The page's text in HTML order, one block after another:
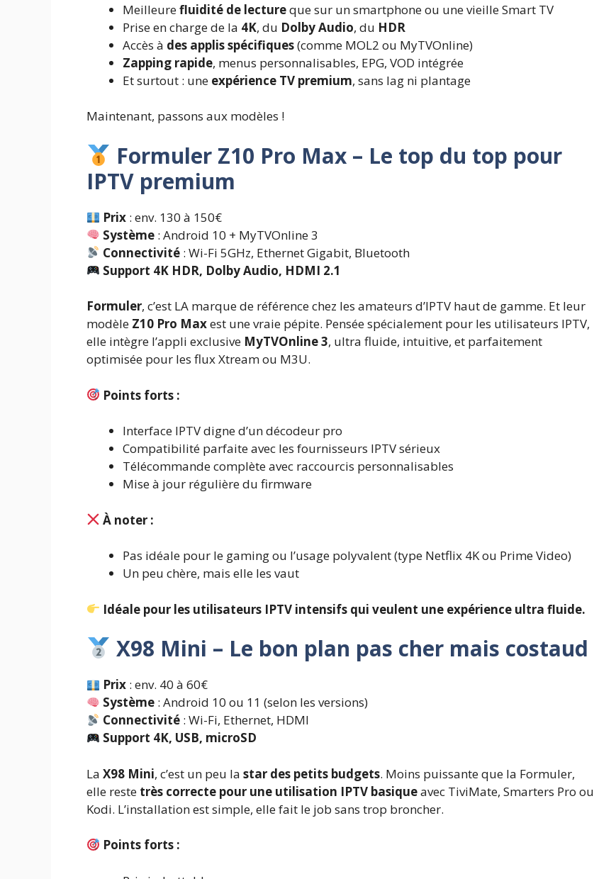
Meilleurefluidité de lectureque sur un smartphone ou une vieille Smart TV
Prise en charge de la 4K, du Dolby Audio, du HDR
Accès à des applis spécifiques(comme MOL2 ou MyTVOnline)
Zapping rapide, menus personnalisables, EPG, VOD intégrée
Et surtout : une expérience TV premium, sans lag ni plantage
Maintenant, passons aux modèles !
Formuler Z10 Pro Max – Le top du top pour
IPTV premium
Prix : env. 130 à 150€
Système : Android 10 + MyTVOnline 3
Connectivité : Wi-Fi 5GHz, Ethernet Gigabit, Bluetooth
Support 4K HDR, Dolby Audio, HDMI 2.1
Formuler, c’est LA marque de référence chez les amateurs d’IPTV haut de gamme. Et leur
modèle Z10 Pro Maxest une vraie pépite. Pensée spécialement pour les utilisateurs IPTV,
elle intègre l’appli exclusive MyTVOnline 3, ultra fluide, intuitive, et parfaitement
optimisée pour les flux Xtream ou M3U.
Points forts :
Interface IPTV digne d’un décodeur pro
Compatibilité parfaite avec les fournisseurs IPTV sérieux
Télécommande complète avec raccourcis personnalisables
Mise à jour régulière du firmware
À noter :
Pas idéale pour le gaming ou l’usage polyvalent (type Netflix 4K ou Prime Video)
Un peu chère, mais elle les vaut
Idéale pour les utilisateurs IPTV intensifs qui veulent une expérience ultra fluide.
X98 Mini – Le bon plan pas cher mais costaud
Prix : env. 40 à 60€
Système : Android 10 ou 11 (selon les versions)
Connectivité : Wi-Fi, Ethernet, HDMI
Support 4K, USB, microSD
La X98 Mini, c’est un peu la star des petits budgets. Moins puissante que la Formuler,
elle reste très correcte pour une utilisation IPTV basiqueavec TiviMate, Smarters Pro ou
Kodi. L’installation est simple, elle fait le job sans trop broncher.
Points forts :